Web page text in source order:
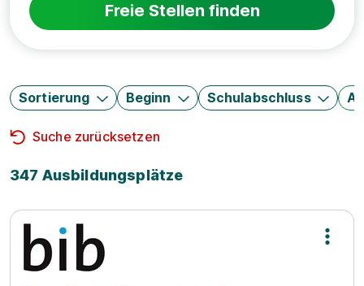
Freie Stellen finden
Sortierung Beginn Schulabschluss
Suche zurücksetzen
347 Ausbildungsplätze